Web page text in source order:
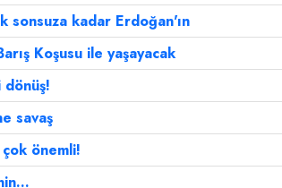
sonsuza kadar Erdoğan'ın
Koşusu ile yaşayacak
savaş
çok önemli!